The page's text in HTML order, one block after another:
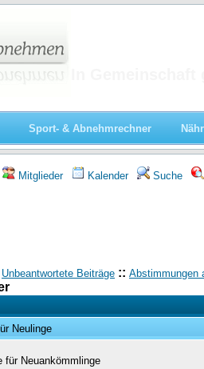
Sport- & Abnehmrechner
Mitglieder Kalender Suche
Unbeantwortete Beiträge :: Abstimmungen
Neulinge
für Neuankömmlinge